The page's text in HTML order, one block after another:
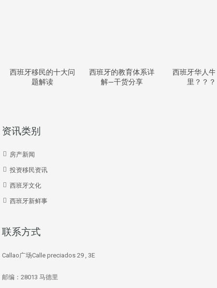
西班牙移民的十大问
题解读
西班牙的教育体系详
解—干货分享
西班牙华人
里？？？
资讯类别
房产新闻
投资移民资讯
西班牙文化
西班牙新鲜事
联系方式
Callao广场Calle preciados 29 , 3E
邮编：28013 马德里